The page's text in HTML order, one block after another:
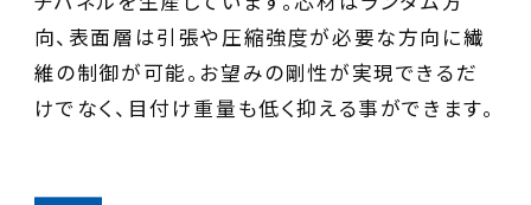
向、表面層は引張や圧縮強度が必要な方向に繊
維の制御が可能。お望みの剛性が実現できるだ
けでなく、目付け重量も低く抑える事ができます。